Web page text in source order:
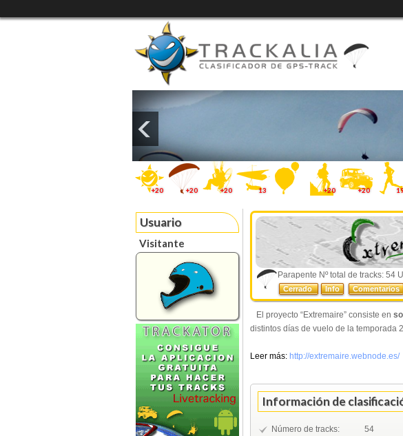
+20 +20 +20 13 +20 +20
Usuario
Visitante
Parapente Nº total de tracks: 54
Cerrado Info Comentarios
El proyecto “Extremaire” consiste en
distintos días de vuelo de la temporada
Leer más: http://extremaire.webnode.es/
Información de
Número de tracks:
54